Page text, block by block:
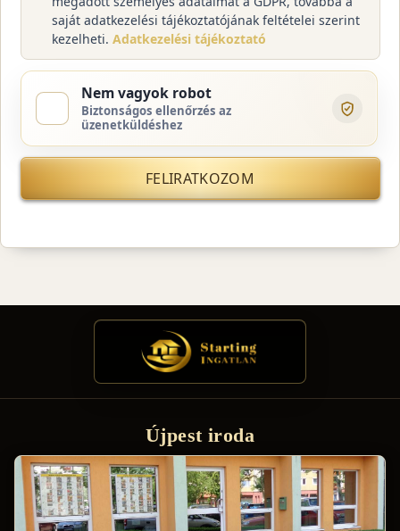
saját adatkezelési tájékoztatójának feltételei szerint
kezelheti. Adatkezelési tájékoztató
Nem vagyok robot
Biztonságos ellenőrzés az
üzenetküldéshez
FELIRATKOZOM
Újpest iroda